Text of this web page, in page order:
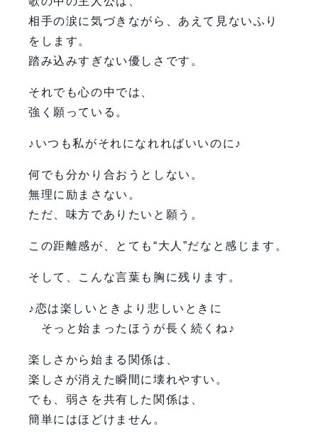
相手の涙に気づきながら、あえて見ないふり
をします。
踏み込みすぎない優しさです。
それでも心の中では、
強く願っている。
♪いつも私がそれになれればいいのに♪
何でも分かり合おうとしない。
無理に励まさない。
ただ、味方でありたいと願う。
この距離感が、とても“大人”だなと感じます。
そして、こんな言葉も胸に残ります。
♪恋は楽しいときより悲しいときに
そっと始まったほうが長く続くね♪
楽しさから始まる関係は、
楽しさが消えた瞬間に壊れやすい。
でも、弱さを共有した関係は、
簡単にはほどけません。